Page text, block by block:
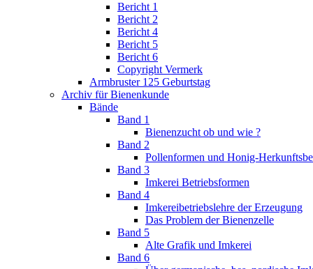
Bericht 1
Bericht 2
Bericht 4
Bericht 5
Bericht 6
Copyright Vermerk
Armbruster 125 Geburtstag
Archiv für Bienenkunde
Bände
Band 1
Bienenzucht ob und wie ?
Band 2
Pollenformen und Honig-
Band 3
Imkerei Betriebsformen
Band 4
Imkereibetriebslehre der Erzeugung
Das Problem der Bienenzelle
Band 5
Alte Grafik und Imkerei
Band 6